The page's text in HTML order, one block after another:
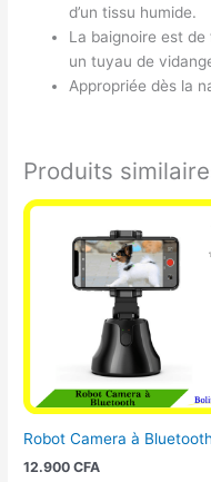
d’un tissu humide.
La baignoire est
un tuyau de
Appropriée dès la
Produits
Robot Camera à Bluetooth
12.900CFA